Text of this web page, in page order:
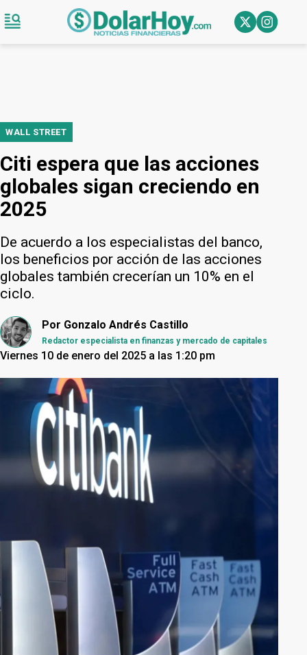
WALL STREET
Citi espera que las acciones
globales sigan creciendo en
2025
De acuerdo a los especialistas del banco,
los beneficios por acción de las acciones
globales también crecerían un 10% en el
ciclo.
Por Gonzalo Andrés Castillo
Redactor especialista en finanzas y mercado de capitales
Viernes 10 de enero del 2025 a las 1:20 pm